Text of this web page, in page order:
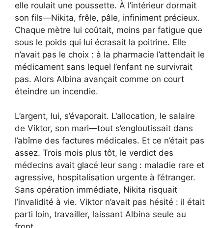
elle roulait une poussette. À l’intérieur dormait
son fils—Nikita, frêle, pâle, infiniment précieux.
Chaque mètre lui coûtait, moins par fatigue que
sous le poids qui lui écrasait la poitrine. Elle
n’avait pas le choix : à la pharmacie l’attendait le
médicament sans lequel l’enfant ne survivrait
pas. Alors Albina avançait comme on court
éteindre un incendie.
L’argent, lui, s’évaporait. L’allocation, le salaire
de Viktor, son mari—tout s’engloutissait dans
l’abîme des factures médicales. Et ce n’était pas
assez. Trois mois plus tôt, le verdict des
médecins avait glacé leur sang : maladie rare et
agressive, hospitalisation urgente à l’étranger.
Sans opération immédiate, Nikita risquait
l’invalidité à vie. Viktor n’avait pas hésité : il était
parti loin, travailler, laissant Albina seule au